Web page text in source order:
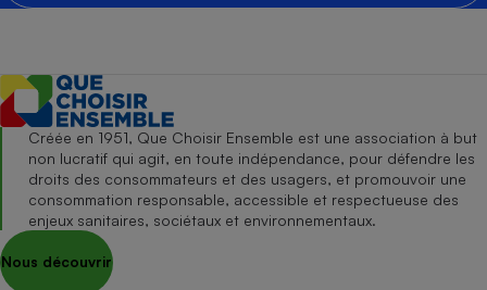
Créée en 1951, Que Choisir Ensemble est une association à but
non lucratif qui agit, en toute indépendance, pour défendre les
droits des consommateurs et des usagers, et promouvoir une
consommation responsable, accessible et respectueuse des
enjeux sanitaires, sociétaux et environnementaux.
Nous découvrir